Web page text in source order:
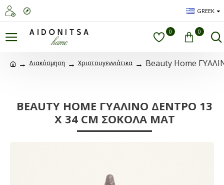
GREEK
0 0
Διακόσμηση Χριστουγεννιάτικα Beauty Home
BEAUTY HOME ΓΥΑΛΙΝΟ ΔΕΝΤΡΟ 13
X 34 CM ΣΟΚΟΛΑ ΜΑΤ